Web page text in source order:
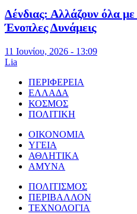
Δένδιας: Αλλάζουν όλα
Ένοπλες Δυνάμεις
11 Ιουνίου, 2026 - 13:09
Lia
ΠΕΡΙΦΕΡΕΙΑ
ΕΛΛΑΔΑ
ΚΟΣΜΟΣ
ΠΟΛΙΤΙΚΗ
ΟΙΚΟΝΟΜΙΑ
ΥΓΕΙΑ
ΑΘΛΗΤΙΚΑ
ΑΜΥΝΑ
ΠΟΛΙΤΙΣΜΟΣ
ΠΕΡΙΒΑΛΛΟΝ
ΤΕΧΝΟΛΟΓΙΑ